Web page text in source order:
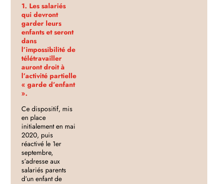
1. Les salariés
qui devront
garder leurs
enfants et seront
dans
l’impossibilité de
télétravailler
auront droit à
l’activité partielle
« garde d’enfant
».
Ce dispositif, mis
en place
initialement en mai
2020, puis
réactivé le 1er
septembre,
s’adresse aux
salariés parents
d’un enfant de